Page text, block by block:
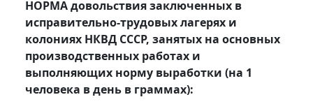
НОРМА довольствия заключенных в
исправительно-трудовых лагерях и
колониях НКВД СССР, занятых на основных
производственных работах и
выполняющих норму выработки (на 1
человека в день в граммах):